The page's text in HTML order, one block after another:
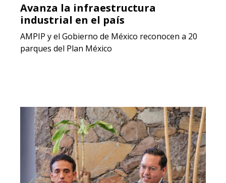
Avanza la infraestructura
industrial en el país
AMPIP y el Gobierno de México reconocen a 20
parques del Plan México